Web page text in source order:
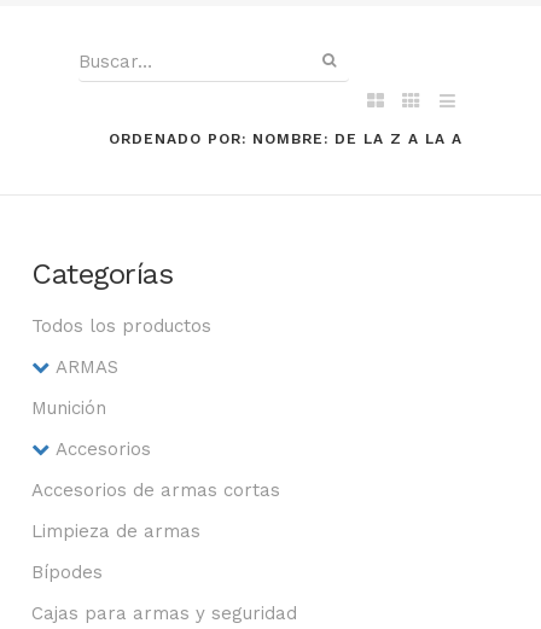
ORDENADO POR: NOMBRE: DE LA Z A LA A
Categorías
Todos los productos
ARMAS
Munición
Accesorios
Accesorios de armas cortas
Limpieza de armas
Bípodes
Cajas para armas y seguridad